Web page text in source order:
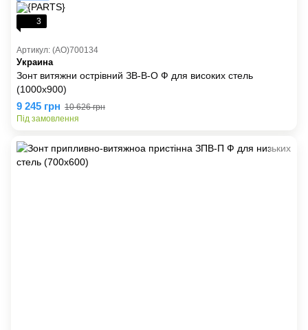
3
Артикул: (AO)700134
Украина
Зонт витяжни острівний ЗВ-В-О Ф для високих стель
(1000х900)
9 245 грн 10 626 грн
Під замовлення